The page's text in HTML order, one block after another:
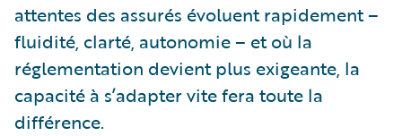
attentes des assurés évoluent rapidement –
fluidité, clarté, autonomie – et où la
réglementation devient plus exigeante, la
capacité à s’adapter vite fera toute la
différence.